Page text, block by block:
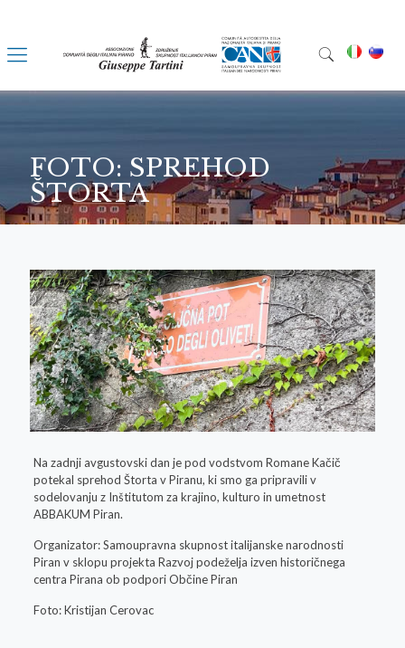
FOTO: SPREHOD
ŠTORTA
Na zadnji avgustovski dan je pod vodstvom Romane Kačič
potekal sprehod Štorta v Piranu, ki smo ga pripravili v
sodelovanju z Inštitutom za krajino, kulturo in umetnost
ABBAKUM Piran.
Organizator: Samoupravna skupnost italijanske narodnosti
Piran v sklopu projekta Razvoj podeželja izven historičnega
centra Pirana ob podpori Občine Piran
Foto: Kristijan Cerovac